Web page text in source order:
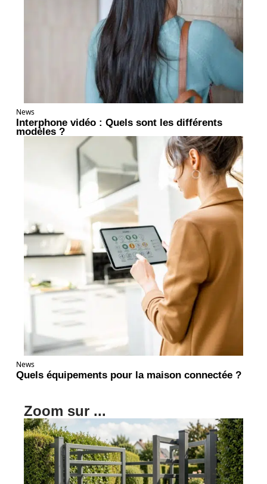
News
Interphone vidéo : Quels sont les différents
modèles ?
News
Quels équipements pour la maison connectée ?
Zoom sur ...